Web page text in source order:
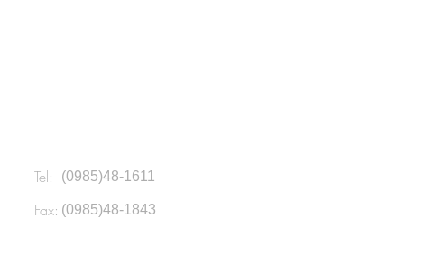
Tel: (0985)48-1611
Fax: (0985)48-1843